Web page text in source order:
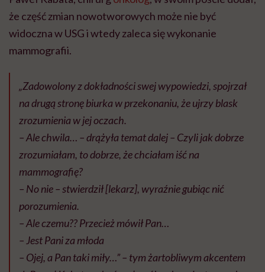
że część zmian nowotworowych może nie być
widoczna w USG i wtedy zaleca się wykonanie
mammografii.
„Zadowolony z dokładności swej wypowiedzi, spojrzał
na drugą stronę biurka w przekonaniu, że ujrzy blask
zrozumienia w jej oczach.
– Ale chwila… – drążyła temat dalej – Czyli jak dobrze
zrozumiałam, to dobrze, że chciałam iść na
mammografię?
– No nie – stwierdził [lekarz], wyraźnie gubiąc nić
porozumienia.
– Ale czemu?? Przecież mówił Pan…
– Jest Pani za młoda
– Ojej, a Pan taki miły…” – tym żartobliwym akcentem